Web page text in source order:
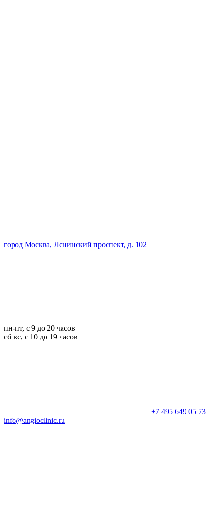
город Москва, Ленинский проспект, д. 102
пн-пт, с 9 до 20 часов
сб-вс, с 10 до 19 часов
+7 495 649 05 73
info@angioclinic.ru